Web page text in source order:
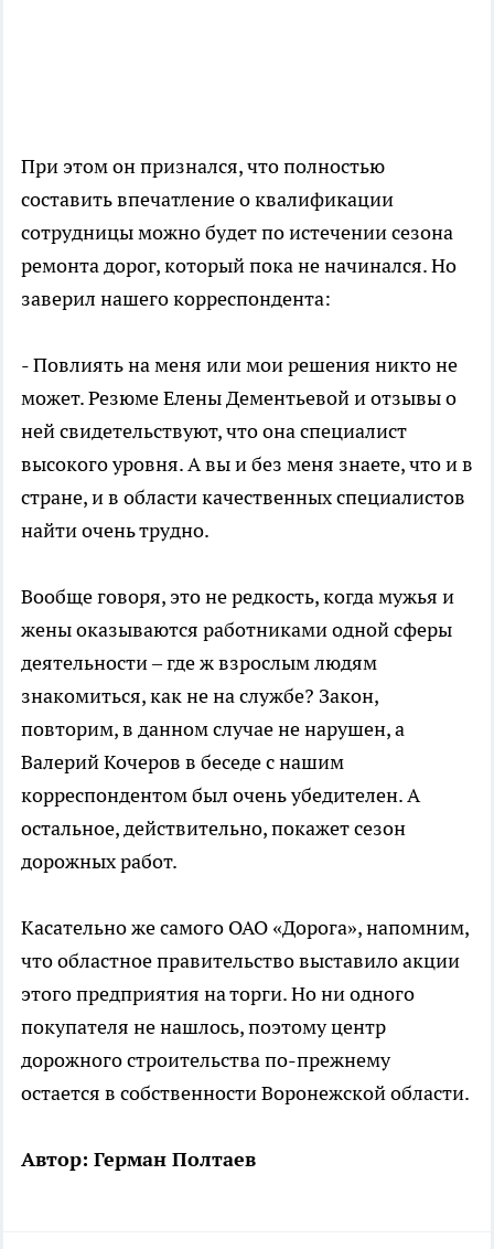
При этом он признался, что полностью
составить впечатление о квалификации
сотрудницы можно будет по истечении сезона
ремонта дорог, который пока не начинался. Но
заверил нашего корреспондента:
- Повлиять на меня или мои решения никто не
может. Резюме Елены Дементьевой и отзывы о
ней свидетельствуют, что она специалист
высокого уровня. А вы и без меня знаете, что и в
стране, и в области качественных специалистов
найти очень трудно.
Вообще говоря, это не редкость, когда мужья и
жены оказываются работниками одной сферы
деятельности – где ж взрослым людям
знакомиться, как не на службе? Закон,
повторим, в данном случае не нарушен, а
Валерий Кочеров в беседе с нашим
корреспондентом был очень убедителен. А
остальное, действительно, покажет сезон
дорожных работ.
Касательно же самого ОАО «Дорога», напомним,
что областное правительство выставило акции
этого предприятия на торги. Но ни одного
покупателя не нашлось, поэтому центр
дорожного строительства по-прежнему
остается в собственности Воронежской области.
Автор: Герман Полтаев